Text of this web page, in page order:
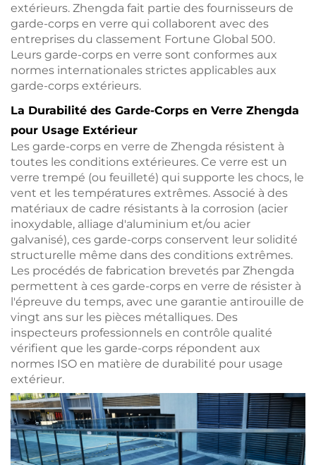
extérieurs. Zhengda fait partie des fournisseurs de
garde-corps en verre qui collaborent avec des
entreprises du classement Fortune Global 500.
Leurs garde-corps en verre sont conformes aux
normes internationales strictes applicables aux
garde-corps extérieurs.
La Durabilité des Garde-Corps en Verre Zhengda
pour Usage Extérieur
Les garde-corps en verre de Zhengda résistent à
toutes les conditions extérieures. Ce verre est un
verre trempé (ou feuilleté) qui supporte les chocs, le
vent et les températures extrêmes. Associé à des
matériaux de cadre résistants à la corrosion (acier
inoxydable, alliage d'aluminium et/ou acier
galvanisé), ces garde-corps conservent leur solidité
structurelle même dans des conditions extrêmes.
Les procédés de fabrication brevetés par Zhengda
permettent à ces garde-corps en verre de résister à
l'épreuve du temps, avec une garantie antirouille de
vingt ans sur les pièces métalliques. Des
inspecteurs professionnels en contrôle qualité
vérifient que les garde-corps répondent aux
normes ISO en matière de durabilité pour usage
extérieur.